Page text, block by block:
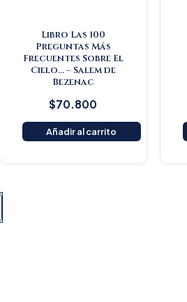
Libro Las 100
Preguntas Más
Frecuentes Sobre El
Cielo… – Salem de
Bezenac
$70.800
Añadir al carrito